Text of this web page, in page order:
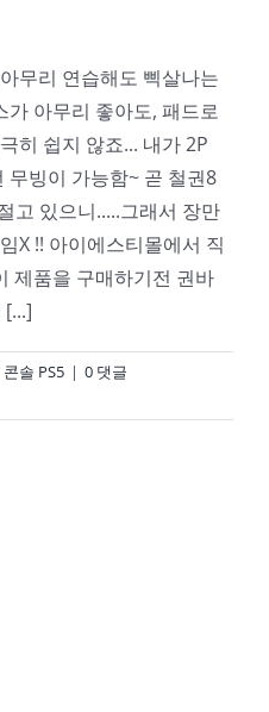
무리 연습해도 삑살나는
가 아무리 좋아도, 패드로
히 쉽지 않죠... 내가 2P
무빙이 가능함~ 곧 철권8
고 있으니.....그래서 장만
X !! 아이에스티몰에서 직
제품을 구매하기전 권바
[...]
콘솔 PS5 | 0 댓글